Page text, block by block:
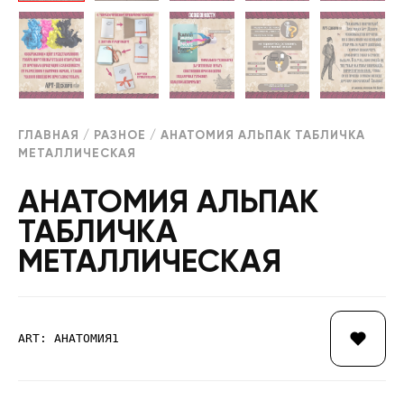
ГЛАВНАЯ / РАЗНОЕ / АНАТОМИЯ АЛЬПАК ТАБЛИЧКА
МЕТАЛЛИЧЕСКАЯ
АНАТОМИЯ АЛЬПАК
ТАБЛИЧКА
МЕТАЛЛИЧЕСКАЯ
ART: АНАТОМИЯ1